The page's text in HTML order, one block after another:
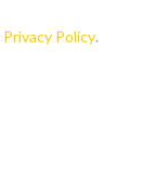
Privacy Policy.